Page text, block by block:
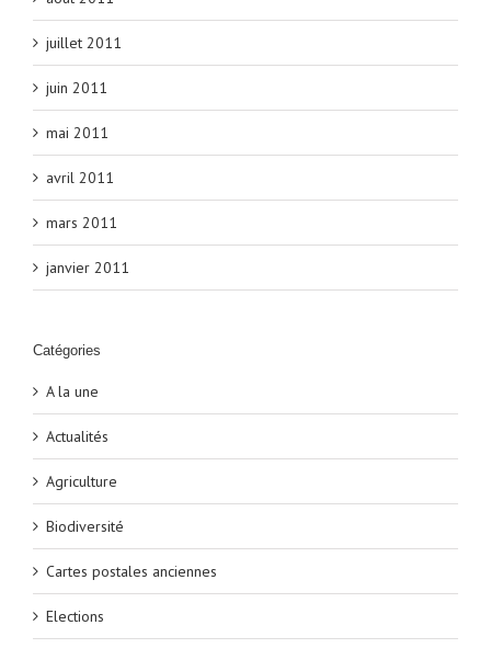
juillet 2011
juin 2011
mai 2011
avril 2011
mars 2011
janvier 2011
Catégories
A la une
Actualités
Agriculture
Biodiversité
Cartes postales anciennes
Elections